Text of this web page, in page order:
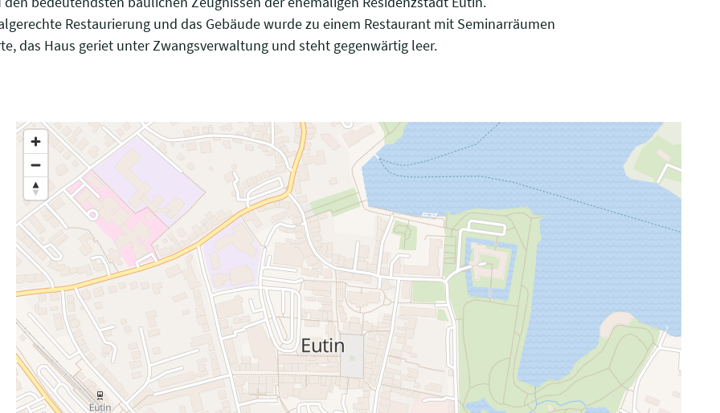
Restaurierung und das Gebäude wurde zu einem Restaurant mit Seminarräumen
das Haus geriet unter Zwangsverwaltung und steht gegenwärtig leer.